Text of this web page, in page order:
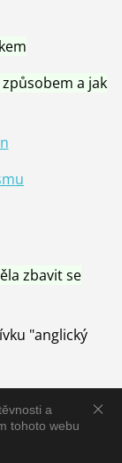
a
tohoto webu
a jak
zbavit se
"anglický
a